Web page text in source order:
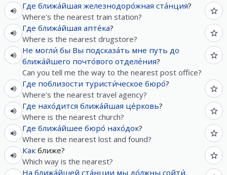
Где ближа́йшая железнодоро́жная ста́нция?
Where's the nearest train station?
Где ближа́йшая апте́ка?
Where is the nearest drugstore?
Не могли́ бы Вы подсказа́ть мне путь до
ближа́йшего почто́вого отделе́ния?
Can you tell me the way to the nearest post office?
Где поблизости туристи́ческое бюро́?
Where's the nearest travel agency?
Где нахо́дится ближа́йшая це́рковь?
Where is the nearest church?
Где ближа́йшее бюро́ нахо́док?
Where is the nearest lost and found?
Как ближе?
Which way is the nearest?
На ближа́йшей ста́нции мы до́лжны сойти́.